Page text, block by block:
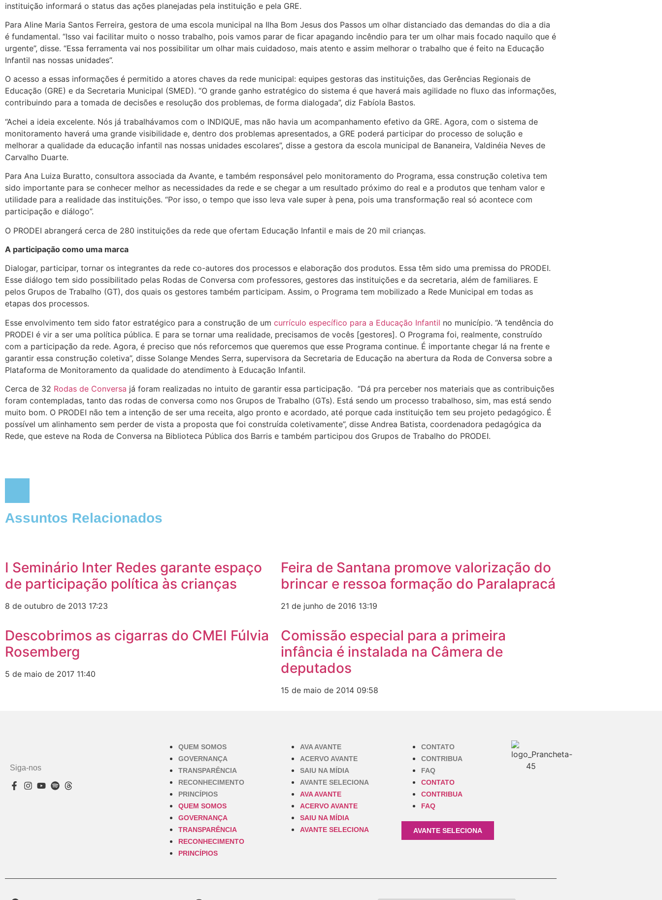
instituição informará o status das ações planejadas pela instituição e pela GRE.
Para Aline Maria Santos Ferreira, gestora de uma escola municipal na Ilha Bom Jesus dos Passos um olhar distanciado das demandas do dia a dia
é fundamental. “Isso vai facilitar muito o nosso trabalho, pois vamos parar de ficar apagando incêndio para ter um olhar mais focado naquilo que é
urgente”, disse. “Essa ferramenta vai nos possibilitar um olhar mais cuidadoso, mais atento e assim melhorar o trabalho que é feito na Educação
Infantil nas nossas unidades”.
O acesso a essas informações é permitido a atores chaves da rede municipal: equipes gestoras das instituições, das Gerências Regionais de
Educação (GRE) e da Secretaria Municipal (SMED). “O grande ganho estratégico do sistema é que haverá mais agilidade no fluxo das informações,
contribuindo para a tomada de decisões e resolução dos problemas, de forma dialogada”, diz Fabíola Bastos.
“Achei a ideia excelente. Nós já trabalhávamos com o INDIQUE, mas não havia um acompanhamento efetivo da GRE. Agora, com o sistema de
monitoramento haverá uma grande visibilidade e, dentro dos problemas apresentados, a GRE poderá participar do processo de solução e
melhorar a qualidade da educação infantil nas nossas unidades escolares”, disse a gestora da escola municipal de Bananeira, Valdinéia Neves de
Carvalho Duarte.
Para Ana Luiza Buratto, consultora associada da Avante, e também responsável pelo monitoramento do Programa, essa construção coletiva tem
sido importante para se conhecer melhor as necessidades da rede e se chegar a um resultado próximo do real e a produtos que tenham valor e
utilidade para a realidade das instituições. “Por isso, o tempo que isso leva vale super à pena, pois uma transformação real só acontece com
participação e diálogo”.
O PRODEI abrangerá cerca de 280 instituições da rede que ofertam Educação Infantil­ e mais de 20 mil crianças.
A participação como uma marca
Dialogar, participar, tornar os integrantes da rede co-autores dos processos e elaboração dos produtos. Essa têm sido uma premissa do PRODEI.
Esse diálogo tem sido possibilitado pelas Rodas de Conversa com professores, gestores das instituições e da secretaria, além de familiares. E
pelos Grupos de Trabalho (GT), dos quais os gestores também participam. Assim, o Programa tem mobilizado a Rede Municipal em todas as
etapas dos processos.
Esse envolvimento tem sido fator estratégico para a construção de um currículo específico para a Educação Infantil no município. “A tendência do
PRODEI é vir a ser uma política pública. E para se tornar uma realidade, precisamos de vocês [gestores]. O Programa foi, realmente, construído
com a participação da rede. Agora, é preciso que nós reforcemos que queremos que esse Programa continue. É importante chegar lá na frente e
garantir essa construção coletiva”, disse Solange Mendes Serra, supervisora da Secretaria de Educação na abertura da Roda de Conversa sobre a
Plataforma de Monitoramento da qualidade do atendimento à Educação Infantil.
Cerca de 32 Rodas de Conversa já foram realizadas no intuito de garantir essa participação. “Dá pra perceber nos materiais que as contribuições
foram contempladas, tanto das rodas de conversa como nos Grupos de Trabalho (GTs). Está sendo um processo trabalhoso, sim, mas está sendo
muito bom. O PRODEI não tem a intenção de ser uma receita, algo pronto e acordado, até porque cada instituição tem seu projeto pedagógico. É
possível um alinhamento sem perder de vista a proposta que foi construída coletivamente”, disse Andrea Batista, coordenadora pedagógica da
Rede, que esteve na Roda de Conversa na Biblioteca Pública dos Barris e também participou dos Grupos de Trabalho do PRODEI.
Assuntos Relacionados
I Seminário Inter Redes garante espaço
de participação política às crianças
8 de outubro de 2013 17:23
Feira de Santana promove valorização do
brincar e ressoa formação do Paralapracá
21 de junho de 2016 13:19
Descobrimos as cigarras do CMEI Fúlvia
Rosemberg
5 de maio de 2017 11:40
Comissão especial para a primeira
infância é instalada na Câmera de
deputados
15 de maio de 2014 09:58
Siga-nos
QUEM SOMOS
GOVERNANÇA
TRANSPARÊNCIA
RECONHECIMENTO
PRINCÍPIOS
QUEM SOMOS
GOVERNANÇA
TRANSPARÊNCIA
RECONHECIMENTO
PRINCÍPIOS
AVA AVANTE
ACERVO AVANTE
SAIU NA MÍDIA
AVANTE SELECIONA
AVA AVANTE
ACERVO AVANTE
SAIU NA MÍDIA
AVANTE SELECIONA
CONTATO
CONTRIBUA
FAQ
CONTATO
CONTRIBUA
FAQ
AVANTE SELECIONA